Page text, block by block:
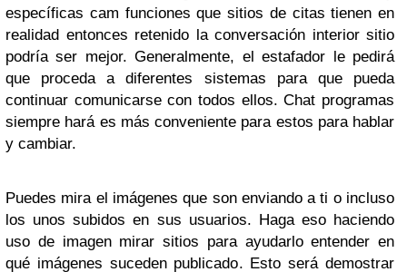
específicas cam funciones que sitios de citas tienen en
realidad entonces retenido la conversación interior sitio
podría ser mejor. Generalmente, el estafador le pedirá
que proceda a diferentes sistemas para que pueda
continuar comunicarse con todos ellos. Chat programas
siempre hará es más conveniente para estos para hablar
y cambiar.
Puedes mira el imágenes que son enviando a ti o incluso
los unos subidos en sus usuarios. Haga eso haciendo
uso de imagen mirar sitios para ayudarlo entender en
qué imágenes suceden publicado. Esto será demostrar